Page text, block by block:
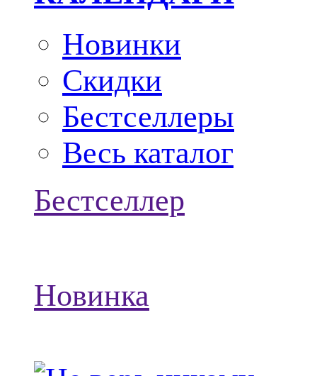
Новинки
Скидки
Бестселлеры
Весь каталог
Бестселлер
Новинка